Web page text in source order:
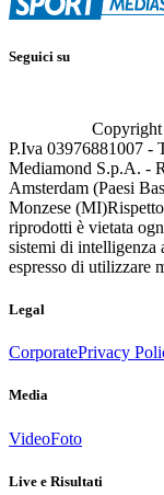
Seguici su
P.Iva 03976881007 -
Mediamond S.p.A. -
Amsterdam (Paesi
Monzese (MI)
riprodotti è vietata
sistemi di intelligenza
espresso di utilizzare
Legal
CorporatePrivacy
Media
VideoFoto
Live e Risultati